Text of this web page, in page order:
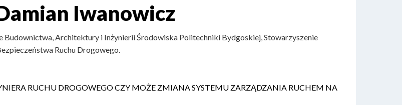
Iwanowicz
Budownictwa, Architektury i Inżynierii Środowiska Politechniki Bydgoskiej, Stowarzyszenie
Ruchu Drogowego.
RUCHU DROGOWEGO CZY MOŻE ZMIANA SYSTEMU ZARZĄDZANIA RUCHEM NA